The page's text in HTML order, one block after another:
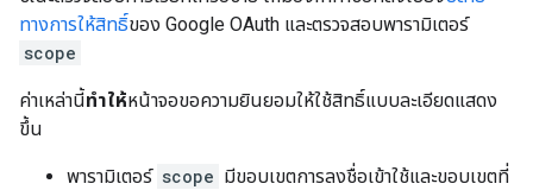
ทางการให้สิทธิ์ของ Google OAuth และตรวจสอบพารามิเตอร์
scope
ค่าเหล่านี้ทำให้หน้าจอขอความยินยอมให้ใช้สิทธิ์แบบละเอียดแสดง
ขึ้น
พารามิเตอร์ scope มีขอบเขตการลงชื่อเข้าใช้และขอบเขตที่